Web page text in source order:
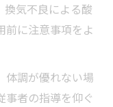
換気不良による酸
前に注意事項をよ
体調が優れない場
者の指導を仰ぐ